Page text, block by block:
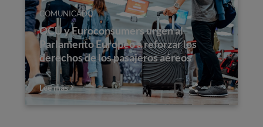
COMUNICADO
OCU y Euroconsumers urgen al
Parlamento Europeo a reforzar los
derechos de los pasajeros aéreos
Lee más